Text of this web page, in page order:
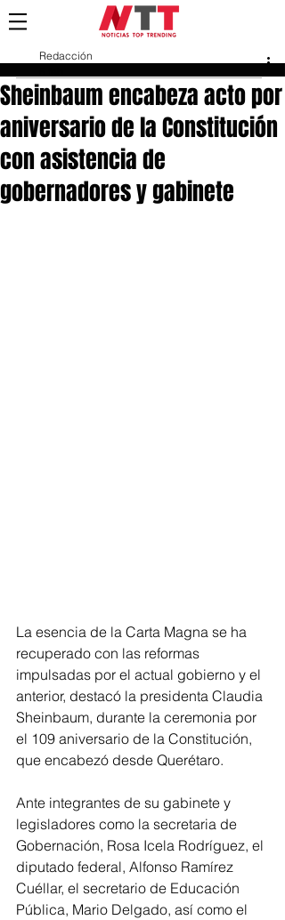
Sheinbaum encabeza acto por
aniversario de la Constitución
con asistencia de
gobernadores y gabinete
Redacción
La esencia de la Carta Magna se ha
recuperado con las reformas
impulsadas por el actual gobierno y el
anterior, destacó la presidenta Claudia
Sheinbaum, durante la ceremonia por
el 109 aniversario de la Constitución,
que encabezó desde Querétaro.
Ante integrantes de su gabinete y
legisladores como la secretaria de
Gobernación, Rosa Icela Rodríguez, el
diputado federal, Alfonso Ramírez
Cuéllar, el secretario de Educación
Pública, Mario Delgado, así como el